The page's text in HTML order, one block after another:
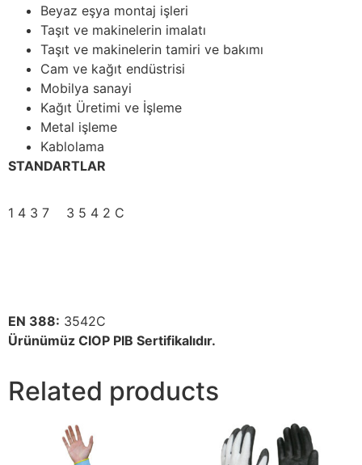
Beyaz eşya montaj işleri
Taşıt ve makinelerin imalatı
Taşıt ve makinelerin tamiri ve bakımı
Cam ve kağıt endüstrisi
Mobilya sanayi
Kağıt Üretimi ve İşleme
Metal işleme
Kablolama
STANDARTLAR
1 4 3 7 3 5 4 2 C
EN 388: 3542C
Ürünümüz CIOP PIB Sertifikalıdır.
Related products